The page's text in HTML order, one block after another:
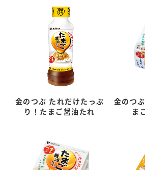
金のつぶ たれだけたっぷ
り！たまご醤油たれ
金のつ
ま